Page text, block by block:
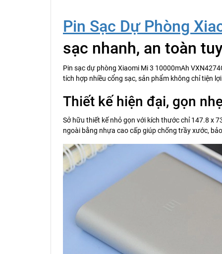
Pin Sạc Dự Phòng
sạc nhanh, an toàn
Pin sạc dự phòng Xiaomi Mi 3 10000mAh
tích hợp nhiều cổng sạc, sản phẩm không chỉ tiện
Thiết kế hiện đại, gọn
Sở hữu thiết kế nhỏ gọn với kích thước chỉ 147.8 x
ngoài bằng nhựa cao cấp giúp chống trầy xước,